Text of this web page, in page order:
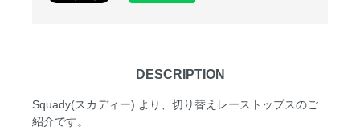
DESCRIPTION
Squady(スカディー) より、切り替えレーストップスのご
紹介です。